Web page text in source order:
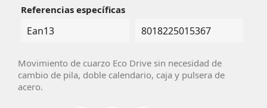
Referencias específicas
Ean13 8018225015367
Movimiento de cuarzo Eco Drive sin necesidad de
cambio de pila, doble calendario, caja y pulsera de
acero.